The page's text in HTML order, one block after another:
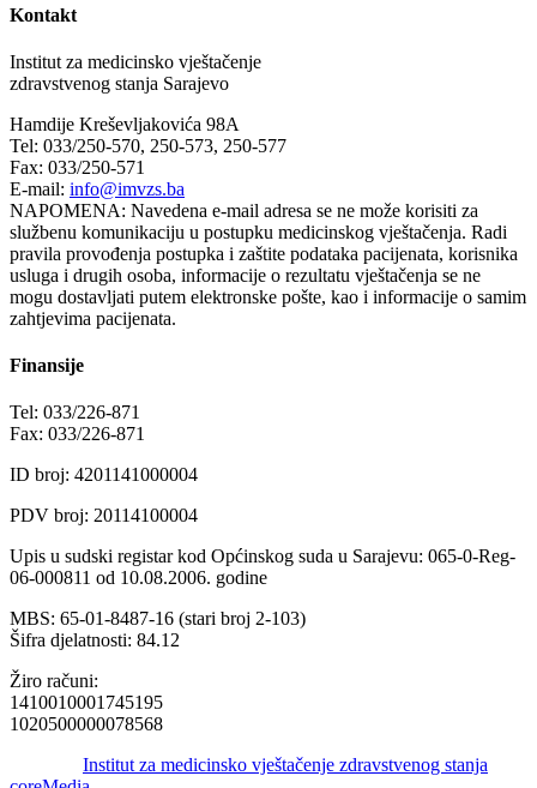
Kontakt
Institut za medicinsko vještačenje
zdravstvenog stanja Sarajevo
Hamdije Kreševljakovića 98A
Tel: 033/250-570, 250-573, 250-577
Fax: 033/250-571
E-mail: info@imvzs.ba
NAPOMENA: Navedena e-mail adresa se ne može korisiti za
službenu komunikaciju u postupku medicinskog vještačenja. Radi
pravila provođenja postupka i zaštite podataka pacijenata, korisnika
usluga i drugih osoba, informacije o rezultatu vještačenja se ne
mogu dostavljati putem elektronske pošte, kao i informacije o samim
zahtjevima pacijenata.
Finansije
Tel: 033/226-871
Fax: 033/226-871
ID broj: 4201141000004
PDV broj: 20114100004
Upis u sudski registar kod Općinskog suda u Sarajevu: 065-0-Reg-
06-000811 od 10.08.2006. godine
MBS: 65-01-8487-16 (stari broj 2-103)
Šifra djelatnosti: 84.12
Žiro računi:
1410010001745195
1020500000078568
Institut za medicinsko vještačenje zdravstvenog stanja